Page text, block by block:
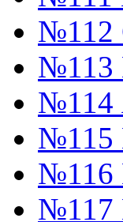
№112
№113
№114
№115
№116
№117